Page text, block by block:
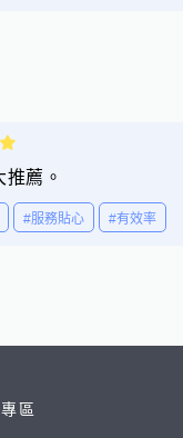
薦。
#服務貼心 #有效率
區